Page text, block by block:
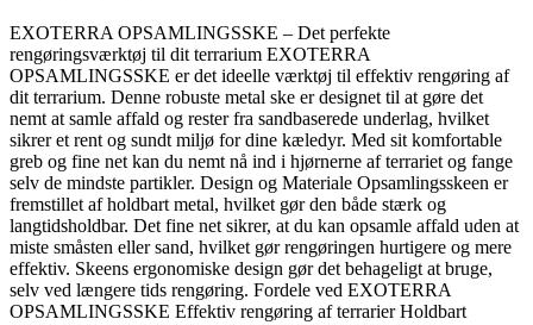
EXOTERRA OPSAMLINGSSKE – Det perfekte
rengøringsværktøj til dit terrarium EXOTERRA
OPSAMLINGSSKE er det ideelle værktøj til effektiv rengøring af
dit terrarium. Denne robuste metal ske er designet til at gøre det
nemt at samle affald og rester fra sandbaserede underlag, hvilket
sikrer et rent og sundt miljø for dine kæledyr. Med sit komfortable
greb og fine net kan du nemt nå ind i hjørnerne af terrariet og fange
selv de mindste partikler. Design og Materiale Opsamlingsskeen er
fremstillet af holdbart metal, hvilket gør den både stærk og
langtidsholdbar. Det fine net sikrer, at du kan opsamle affald uden at
miste småsten eller sand, hvilket gør rengøringen hurtigere og mere
effektiv. Skeens ergonomiske design gør det behageligt at bruge,
selv ved længere tids rengøring. Fordele ved EXOTERRA
OPSAMLINGSSKE Effektiv rengøring af terrarier Holdbart